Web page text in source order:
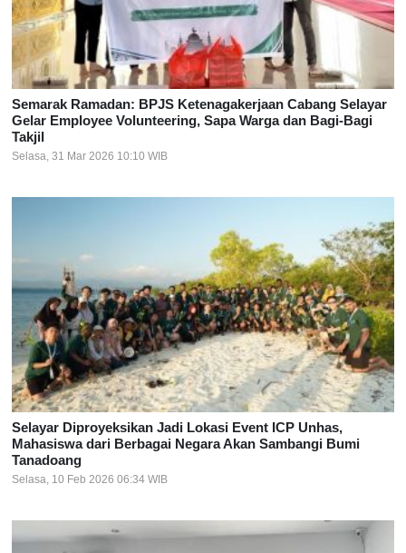
Semarak Ramadan: BPJS Ketenagakerjaan Cabang Selayar
Gelar Employee Volunteering, Sapa Warga dan Bagi-Bagi
Takjil
Selasa, 31 Mar 2026 10:10 WIB
Selayar Diproyeksikan Jadi Lokasi Event ICP Unhas,
Mahasiswa dari Berbagai Negara Akan Sambangi Bumi
Tanadoang
Selasa, 10 Feb 2026 06:34 WIB